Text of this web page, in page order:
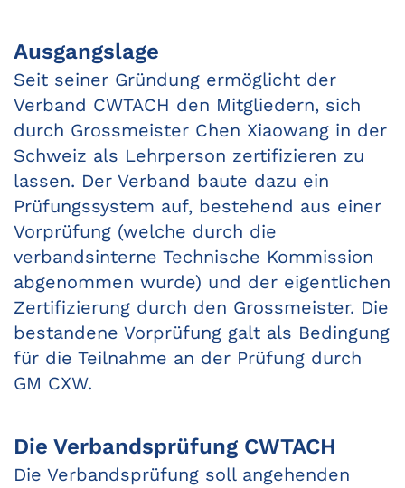
Ausgangslage
Seit seiner Gründung ermöglicht der
Verband CWTACH den Mitgliedern, sich
durch Grossmeister Chen Xiaowang in der
Schweiz als Lehrperson zertifizieren zu
lassen. Der Verband baute dazu ein
Prüfungssystem auf, bestehend aus einer
Vorprüfung (welche durch die
verbandsinterne Technische Kommission
abgenommen wurde) und der eigentlichen
Zertifizierung durch den Grossmeister. Die
bestandene Vorprüfung galt als Bedingung
für die Teilnahme an der Prüfung durch
GM CXW.
Die Verbandsprüfung CWTACH
Die Verbandsprüfung soll angehenden